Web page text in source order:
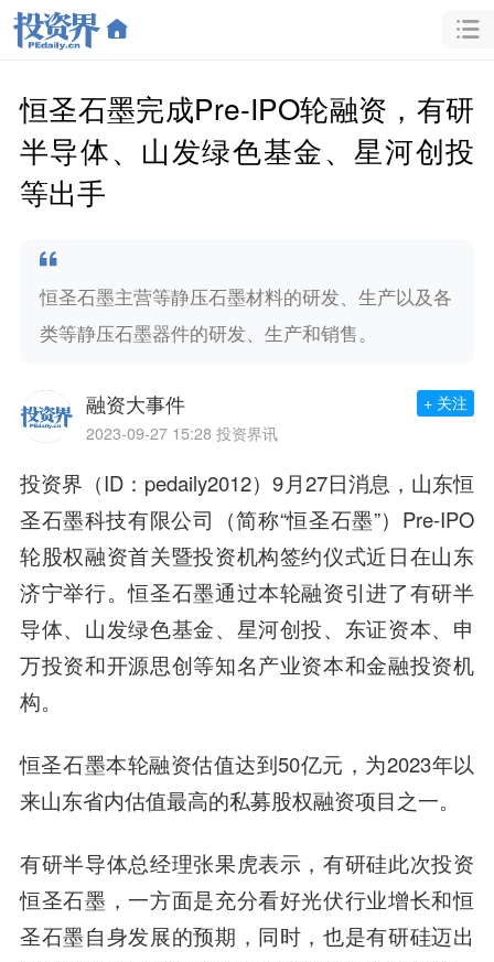
恒圣石墨完成Pre-IPO轮融资，有研
半导体、山发绿色基金、星河创投
等出手
恒圣石墨主营等静压石墨材料的研发、生产以及各
类等静压石墨器件的研发、生产和销售。
融资大事件
2023-09-27 15:28 投资界讯
+ 关注
投资界（ID：pedaily2012）9月27日消息，山东恒
圣石墨科技有限公司（简称“恒圣石墨”）Pre-IPO
轮股权融资首关暨投资机构签约仪式近日在山东
济宁举行。恒圣石墨通过本轮融资引进了有研半
导体、山发绿色基金、星河创投、东证资本、申
万投资和开源思创等知名产业资本和金融投资机
构。
恒圣石墨本轮融资估值达到50亿元，为2023年以
来山东省内估值最高的私募股权融资项目之一。
有研半导体总经理张果虎表示，有研硅此次投资
恒圣石墨，一方面是充分看好光伏行业增长和恒
圣石墨自身发展的预期，同时，也是有研硅迈出